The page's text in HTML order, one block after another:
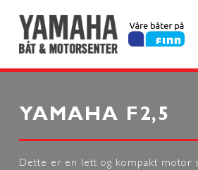
YAMAHA F2,5
Dette er en lett og kompakt motor